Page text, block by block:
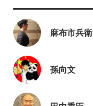
麻布市兵衛
孫向文